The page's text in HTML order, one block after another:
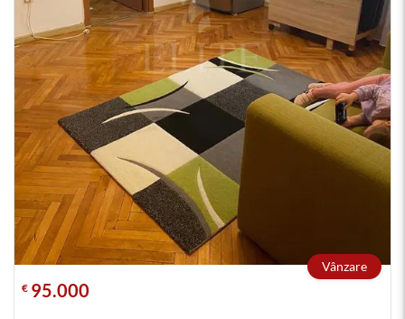
Vânzare
€ 95.000